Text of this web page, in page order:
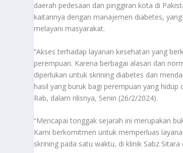
daerah pedesaan dan pinggiran kota di
kaitannya dengan manajemen diabetes,
melayani masyarakat.
“Akses terhadap layanan kesehatan yang
perempuan. Karena berbagai alasan dan
diperlukan untuk skrining diabetes dan
hasil yang buruk bagi perempuan yang
Rab, dalam rilisnya, Senin (26/2/2024).
“Mencapai tonggak sejarah ini merupakan
Kami berkomitmen untuk memperluas
skrining pada satu waktu, di klinik Sabz